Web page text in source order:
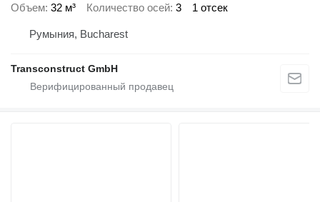
Объем 32 м³ Количество осей 3 1 отсек
Румыния, Bucharest
Transconstruct GmbH